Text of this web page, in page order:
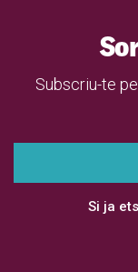
Subscriu-te
Si ja